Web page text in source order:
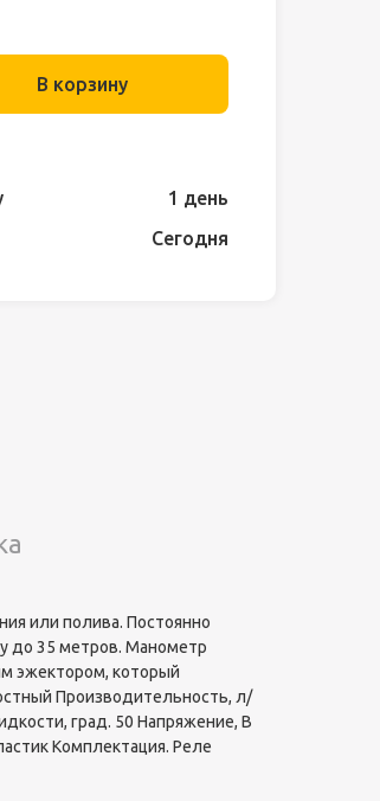
В корзину
1 день
Сегодня
или полива. Постоянно
до 35 метров. Манометр
эжектором, который
Производительность, л/
град. 50 Напряжение, В
Комплектация. Реле